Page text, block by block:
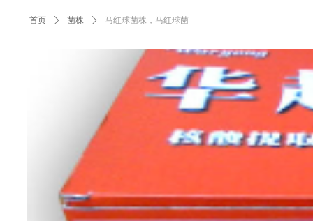
首页 ꄲ 菌株 ꄲ 马红球菌株，马红球菌